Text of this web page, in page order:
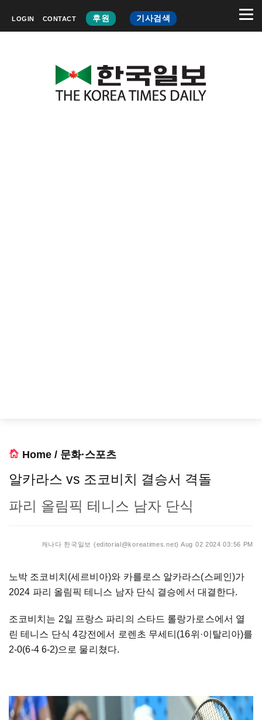
LOGIN CONTACT 후원 기사검색
Home / 문화·스포츠
알카라스 vs 조코비치 결승서 격돌
파리 올림픽 테니스 남자 단식
캐나다 한국일보 (editorial@koreatimes.net) Aug 02 2024 03:56 PM
노박 조코비치(세르비아)와 카를로스 알카라스(스페인)가
2024 파리 올림픽 테니스 남자 단식 결승에서 대결한다.
조코비치는 2일 프랑스 파리의 스타드 롤랑가로스에서 열
린 테니스 단식 4강전에서 로렌초 무세티(16위·이탈리아)를
2-0(6-4 6-2)으로 물리쳤다.